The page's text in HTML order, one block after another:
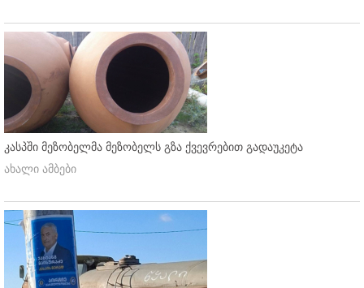
კასპში მეზობელმა მეზობელს გზა ქვევრებით გადაუკეტა
ახალი ამბები